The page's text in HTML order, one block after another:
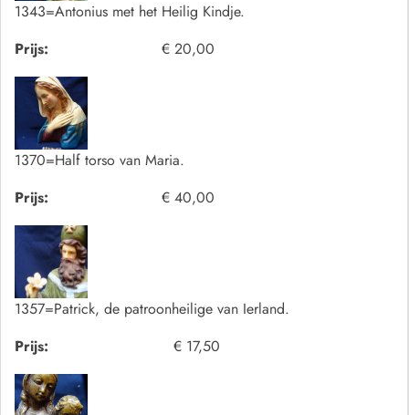
1343=Antonius met het Heilig Kindje.
Prijs:
€ 20,00
1370=Half torso van Maria.
Prijs:
€ 40,00
1357=Patrick, de patroonheilige van Ierland.
Prijs:
€ 17,50